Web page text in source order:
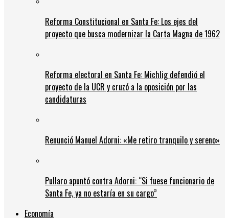
Reforma Constitucional en Santa Fe: Los ejes del
proyecto que busca modernizar la Carta Magna de 1962
Reforma electoral en Santa Fe: Michlig defendió el
proyecto de la UCR y cruzó a la oposición por las
candidaturas
Renunció Manuel Adorni: «Me retiro tranquilo y sereno»
Pullaro apuntó contra Adorni: “Si fuese funcionario de
Santa Fe, ya no estaría en su cargo”
Economía